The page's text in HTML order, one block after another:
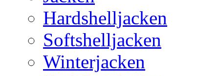
Hardshelljacken
Softshelljacken
Winterjacken